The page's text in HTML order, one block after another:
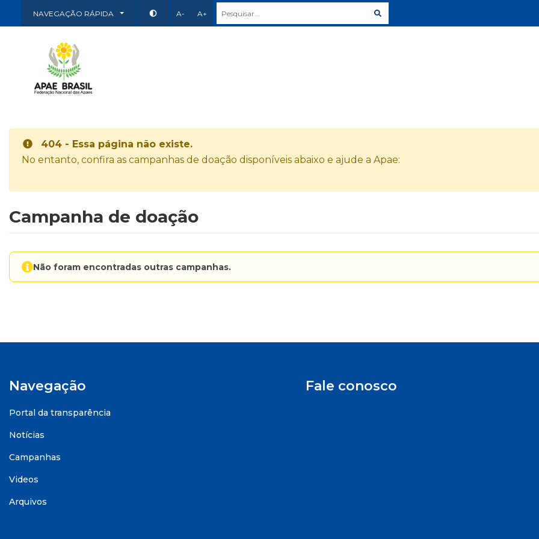
NAVEGAÇÃO RÁPIDA A- A+
404 - Essa página não existe.
No entanto, confira as campanhas de doação disponíveis abaixo e ajude a Apae:
Campanha de doação
Não foram encontradas outras campanhas.
Navegação
Portal da transparência
Notícias
Campanhas
Videos
Arquivos
Fale conosco